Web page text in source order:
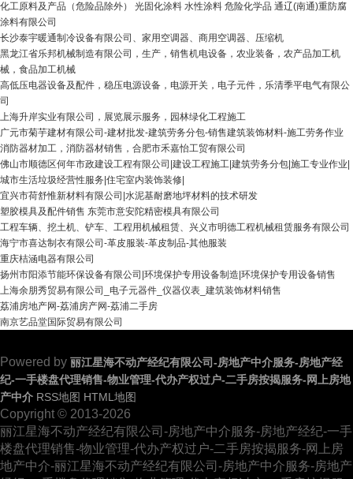
化工原料及产品（危险品除外） 光固化涂料 水性涂料 危险化学品 通辽(南通)重防腐
涂料有限公司
长沙泰宇暖通制冷设备有限公司、家用空调器、商用空调器、压缩机
黑龙江省乐邦机械制造有限公司，生产，销售机电设备，农业装备，农产品加工机
械，食品加工机械
高低压电器设备及配件，稳压电源设备，电源开关，电子元件，乐清季平电气有限公
司
上海升岸实业有限公司，展览展示服务，园林绿化工程施工
广元市菊芋建材有限公司-建材批发-建筑劳务分包-销售建筑装饰材料-施工劳务作业
消防器材加工，消防器材销售，合肥市禾嘉怡工贸有限公司
佛山市顺德区何年市政建设工程有限公司|建设工程施工|建筑劳务分包|施工专业作业|
城市生活垃圾经营性服务|住宅室内装饰装修|
宜兴市荷舒惟新材料有限公司|水泥基耐磨地坪材料的技术研发
塑胶模具及配件销售 东莞市意安陀精密模具有限公司
工程车辆、挖土机、铲车、工程用机械租赁、兴义市明德工程机械租赁服务有限公司
海宁市喜达制衣有限公司-革皮服装-革皮制品-其他服装
重庆桔涵电器有限公司
扬州市阳添节能环保设备有限公司|环境保护专用设备制造|环境保护专用设备销售
上海余朋秀贸易有限公司_电子元器件_仪器仪表_建筑装饰材料销售
荔浦房地产网-荔浦房产网-荔浦二手房
南京艺品堂国际贸易有限公司
Powered by 丽江星海不动产经纪有限公司-房地产中介服务-房地产经
纪-一手楼盘代理销售-物业管理-代办产权过户-二手房按揭服务-网上房地
产中介 RSS地图 HTML地图
Copyright © 2013-2026
丽江星海不动产经纪有限公司-房地产中介服务-房地产经纪-一手
楼盘代理销售-物业管理-代办产权过户-二手房按揭服务-网上房
地产中介-丽江星海不动产经纪有限公司-房地产中介服务-房地产